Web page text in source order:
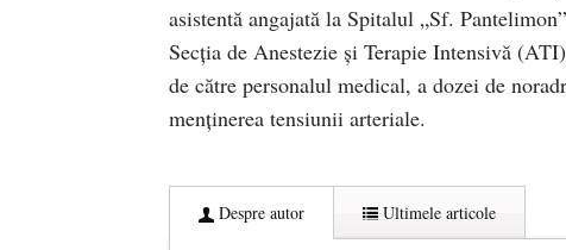
asistentă angajată la Spitalul „Sf.
Secţia de Anestezie şi Terapie Intensivă
de către personalul medical, a dozei de
menţinerea tensiunii arteriale.
Despre autor Ultimele articole